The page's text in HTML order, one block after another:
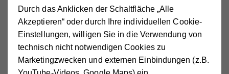
Termin:jeden Freitag von 09:00 bis 10:00 Uhr
(Einstieg ist jederzeit möglich)
Ort:
Familien- und Beratungszentrum, Karl-Eybl-Gasse 5,
Durch das Anklicken der Schaltfläche „Alle
Akzeptieren“ oder durch Ihre individuellen Cookie-
Einstellungen, willigen Sie in die Verwendung von
technisch nicht notwendigen Cookies zu
Marketingzwecken und externen Einbindungen (z.B.